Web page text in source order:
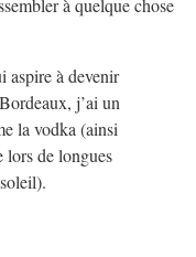
à quelque chose
aspire à devenir
j’ai un
la vodka (ainsi
lors de longues